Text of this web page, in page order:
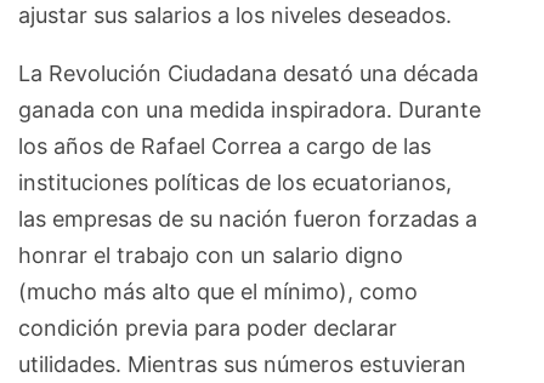
ajustar sus salarios a los niveles deseados.
La Revolución Ciudadana desató una década
ganada con una medida inspiradora. Durante
los años de Rafael Correa a cargo de las
instituciones políticas de los ecuatorianos,
las empresas de su nación fueron forzadas a
honrar el trabajo con un salario digno
(mucho más alto que el mínimo), como
condición previa para poder declarar
utilidades. Mientras sus números estuvieran